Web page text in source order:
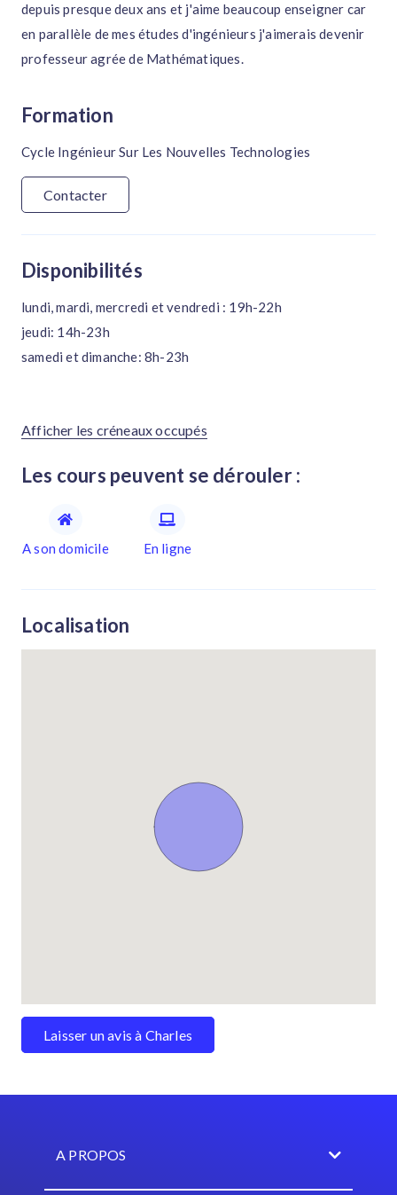
depuis presque deux ans et j'aime beaucoup enseigner car
en parallèle de mes études d'ingénieurs j'aimerais devenir
professeur agrée de Mathématiques.
Formation
Cycle Ingénieur Sur Les Nouvelles Technologies
Contacter
Disponibilités
lundi, mardi, mercredi et vendredi : 19h-22h
jeudi: 14h-23h
samedi et dimanche: 8h-23h
Afficher les créneaux occupés
Les cours peuvent se dérouler :
A son domicile En ligne
Localisation
Laisser un avis à Charles
A PROPOS